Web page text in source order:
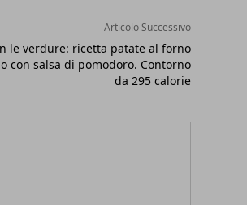
Articolo Successivo
le verdure: ricetta patate al forno
con salsa di pomodoro. Contorno
da 295 calorie